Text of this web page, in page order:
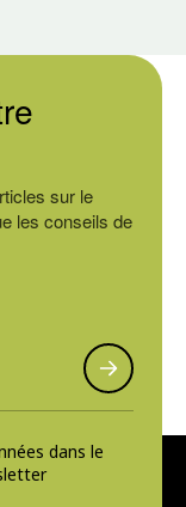
sur le
les conseils de
dans le